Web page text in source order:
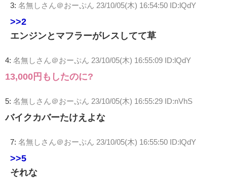
3: 名無しさん＠おーぷん 23/10/05(木) 16:54:50 ID:lQdY
>>2
エンジンとマフラーがレスしてて草
4: 名無しさん＠おーぷん 23/10/05(木) 16:55:09 ID:lQdY
13,000円もしたのに?
5: 名無しさん＠おーぷん 23/10/05(木) 16:55:29 ID:nVhS
バイクカバーたけえよな
7: 名無しさん＠おーぷん 23/10/05(木) 16:55:50 ID:lQdY
>>5
それな